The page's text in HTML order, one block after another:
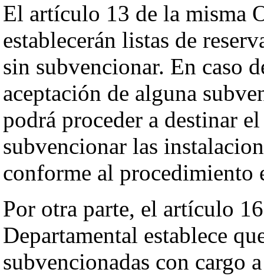
El artículo 13 de la misma
establecerán listas de
sin subvencionar. En caso
aceptación de alguna
podrá proceder a destinar
subvencionar las
conforme al procedimiento
Por otra parte, el artículo
Departamental establece
subvencionadas con cargo